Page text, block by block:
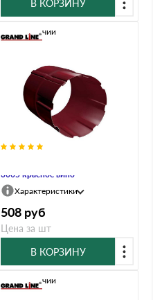
В КОРЗИНУ
3005 красное вино
В наличии
Характеристики
508 руб
Цена за шт
В КОРЗИНУ
В наличии